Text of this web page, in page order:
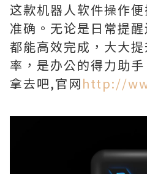
这款机器人软件操作
准确。无论是日常提
都能高效完成，大大
率，是办公的得力助
拿去吧,官网http://